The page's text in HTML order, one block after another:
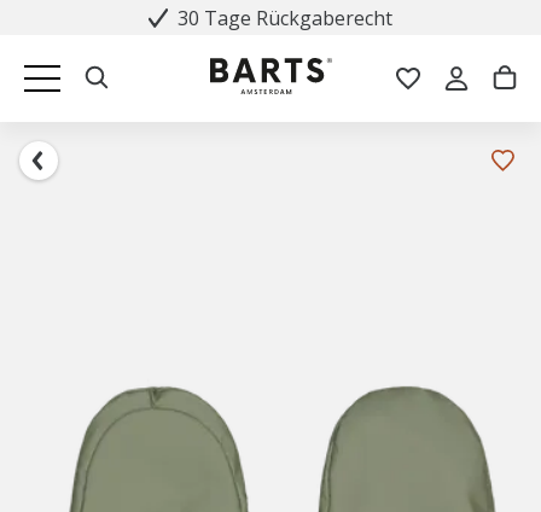
30 Tage Rückgaberecht